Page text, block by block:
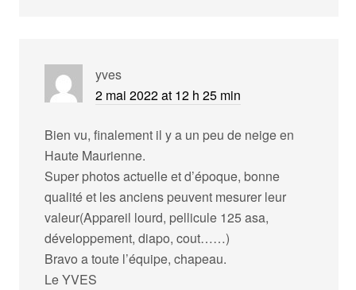
yves
2 mai 2022 at 12 h 25 min
Bien vu, finalement il y a un peu de neige en
Haute Maurienne.
Super photos actuelle et d’époque, bonne
qualité et les anciens peuvent mesurer leur
valeur(Appareil lourd, pellicule 125 asa,
développement, diapo, cout……)
Bravo a toute l’équipe, chapeau.
Le YVES